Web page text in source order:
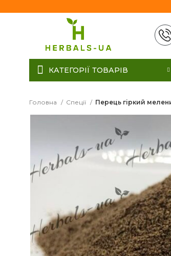
КАТЕГОРІЇ ТОВАРІВ
Головна Спеції Перець гіркий